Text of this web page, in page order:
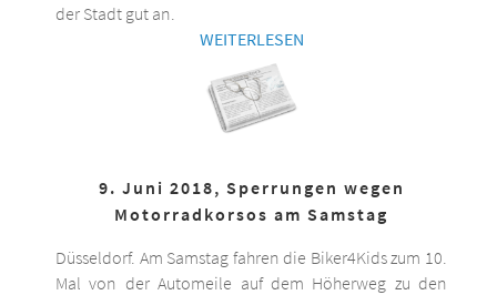
der Stadt gut an.
WEITERLESEN
9. Juni 2018, Sperrungen wegen
Motorradkorsos am Samstag
Düsseldorf. Am Samstag fahren die Biker4Kids zum 10.
Mal von der Automeile auf dem Höherweg zu den